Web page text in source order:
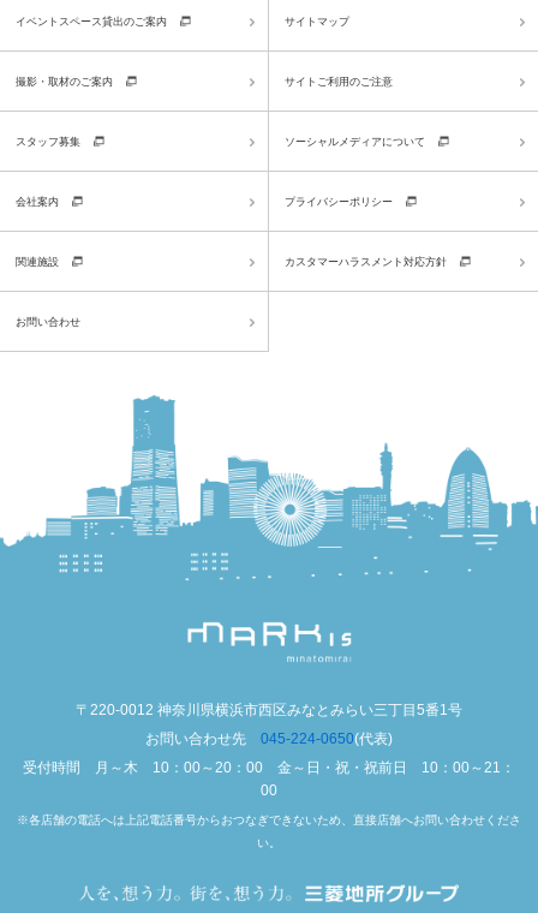
イベントスペース貸出のご案内
撮影・取材のご案内
スタッフ募集
会社案内
関連施設
お問い合わせ
サイトマップ
サイトご利用のご注意
ソーシャルメディアについて
プライバシーポリシー
カスタマーハラスメント対応方針
〒220-0012 神奈川県横浜市西区みなとみらい三丁目5番1号
お問い合わせ先 045-224-0650(代表)
受付時間 月～木 10：00～20：00 金～日・祝・祝前日 10：00～21：
00
※各店舗の電話へは上記電話番号からおつなぎできないため、直接店舗へお問い合わせくださ
い。